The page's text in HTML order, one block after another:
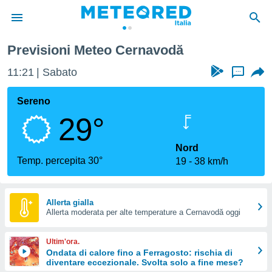
di
per
le
di
Web
le
Previsioni Meteo Cernavodă
11:21 Sabato ...
Sereno
29°
Temp. percepita 30°
Nord
19
38 km/h
Allerta gialla
Allerta moderata per alte temperature a Cernavodă oggi
Ultim'ora.
Ondata di calore fino a Ferragosto: rischia di
diventare eccezionale. Svolta solo a fine mese?